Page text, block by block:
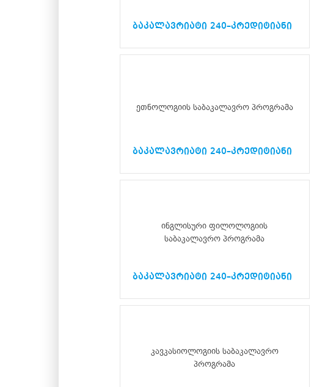
ბაკალავრიატი 240–კრედიტიანი
ეთნოლოგიის საბაკალავრო პროგრამა
ბაკალავრიატი 240–კრედიტიანი
ინგლისური ფილოლოგიის
საბაკალავრო პროგრამა
ბაკალავრიატი 240–კრედიტიანი
კავკასიოლოგიის საბაკალავრო
პროგრამა